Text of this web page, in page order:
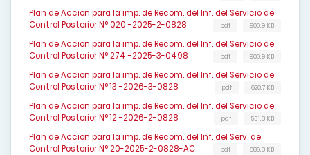
Plan de Accion para la imp. de Recom. del Inf. del Servicio de
Control Posterior N° 020 -2025-2-0828
900,9 KB
pdf
Plan de Accion para la imp. de Recom. del Inf. del Servicio de
Control Posterior N° 274 -2025-3-0498
900,9 KB
pdf
Plan de Accion para la imp. de Recom. del Inf. del Servicio de
Control Posterior N° 13 -2026-3-0828
620,7 KB
pdf
Plan de Accion para la imp. de Recom. del Inf. del Servicio de
Control Posterior N° 12 -2026-2-0828
531,8 KB
pdf
Plan de Accion para la imp. de Recom. del Inf. del Serv. de
Control Posterior N° 20-2025-2-0828-AC
686,8 KB
pdf